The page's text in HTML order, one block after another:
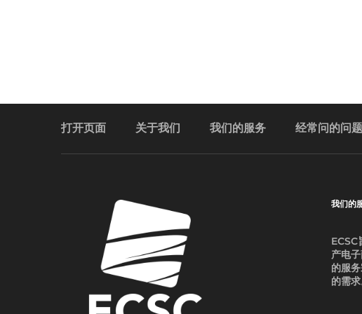
打开页面 关于我们 我们的服务 经常问的问题
我们的
ECSC
产电
的服
的需求